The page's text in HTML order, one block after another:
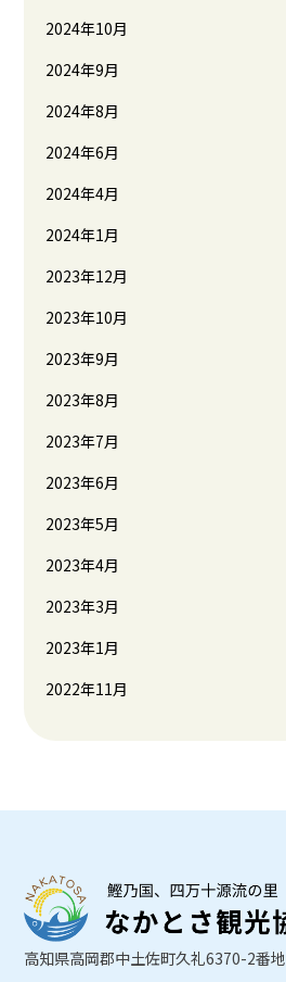
2024年10月
2024年9月
2024年8月
2024年6月
2024年4月
2024年1月
2023年12月
2023年10月
2023年9月
2023年8月
2023年7月
2023年6月
2023年5月
2023年4月
2023年3月
2023年1月
2022年11月
高知県高岡郡中土佐町久礼6370-2番地